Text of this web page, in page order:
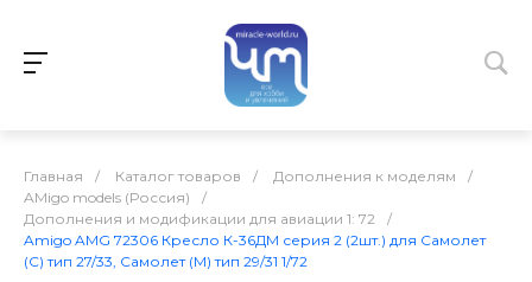
Главная / Каталог товаров / Дополнения к моделям
/
AMigo models (Россия)
/
Дополнения и модификации для авиации 1: 72
/
Amigo AMG 72306 Кресло К-36ДМ серия 2 (2шт.) для Самолет
(С) тип 27/33, Самолет (М) тип 29/31 1/72